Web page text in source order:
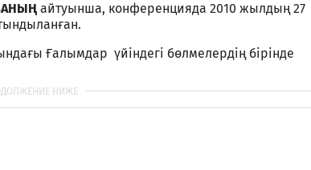
айтуынша, конференцияда 2010 жылдың 27
Ғалымдар үйіндегі бөлмелердің бірінде